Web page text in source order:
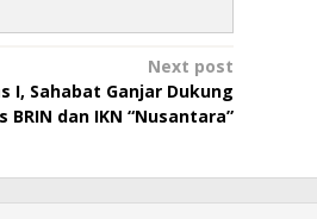
Next post
I, Sahabat Ganjar Dukung
BRIN dan IKN “Nusantara”